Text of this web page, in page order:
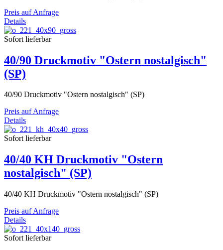
Preis auf Anfrage
Details
Sofort lieferbar
40/90 Druckmotiv "Ostern nostalgisch"
(SP)
40/90 Druckmotiv "Ostern nostalgisch" (SP)
Preis auf Anfrage
Details
Sofort lieferbar
40/40 KH Druckmotiv "Ostern
nostalgisch" (SP)
40/40 KH Druckmotiv "Ostern nostalgisch" (SP)
Preis auf Anfrage
Details
Sofort lieferbar